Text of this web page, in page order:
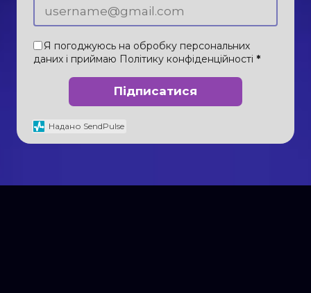
Я погоджуюсь на обробку персональних
даних і приймаю Політику конфіденційності *
Підписатися
Надано SendPulse